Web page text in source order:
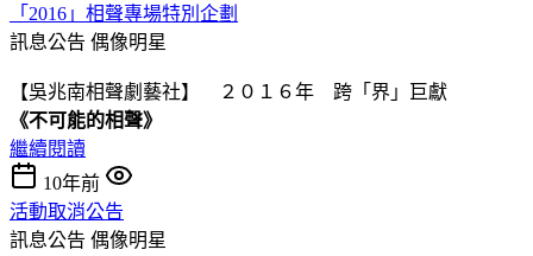
「2016」相聲專場特別企劃
訊息公告 偶像明星
【吳兆南相聲劇藝社】 ２０１６年 跨「界」巨獻
《不可能的相聲》
繼續閱讀
10年前
活動取消公告
訊息公告 偶像明星